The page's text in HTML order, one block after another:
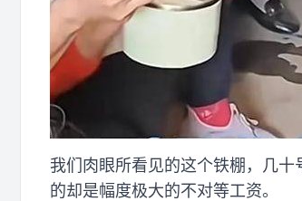
我们肉眼所看见的这个铁棚，几
的却是幅度极大的不对等工资。